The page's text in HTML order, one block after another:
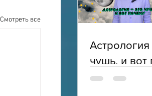
Смотреть все
чушь, и вот